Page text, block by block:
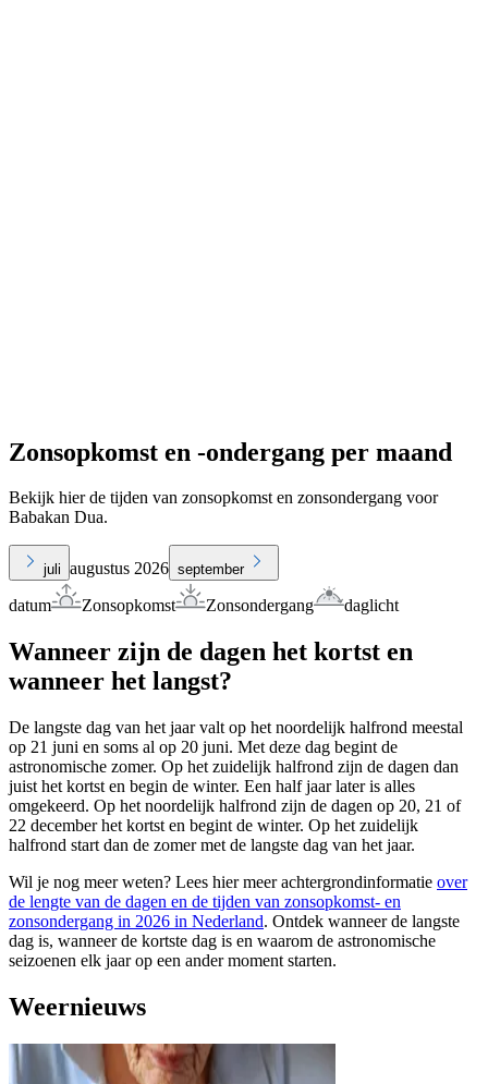
Zonsopkomst en -ondergang per maand
Bekijk hier de tijden van zonsopkomst en zonsondergang voor
Babakan Dua.
juli augustus 2026 september
datum Zonsopkomst Zonsondergang daglicht
Wanneer zijn de dagen het kortst en
wanneer het langst?
De langste dag van het jaar valt op het noordelijk halfrond meestal
op 21 juni en soms al op 20 juni. Met deze dag begint de
astronomische zomer. Op het zuidelijk halfrond zijn de dagen dan
juist het kortst en begin de winter. Een half jaar later is alles
omgekeerd. Op het noordelijk halfrond zijn de dagen op 20, 21 of
22 december het kortst en begint de winter. Op het zuidelijk
halfrond start dan de zomer met de langste dag van het jaar.
Wil je nog meer weten? Lees hier meer achtergrondinformatie over
de lengte van de dagen en de tijden van zonsopkomst- en
zonsondergang in 2026 in Nederland. Ontdek wanneer de langste
dag is, wanneer de kortste dag is en waarom de astronomische
seizoenen elk jaar op een ander moment starten.
Weernieuws